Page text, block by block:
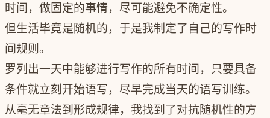
时间，做固定的事情，尽可能避免不确定性。
但生活毕竟是随机的，于是我制定了自己的写作时
间规则。
罗列出一天中能够进行写作的所有时间，只要具备
条件就立刻开始语写，尽早完成当天的语写训练。
从毫无章法到形成规律，我找到了对抗随机性的方